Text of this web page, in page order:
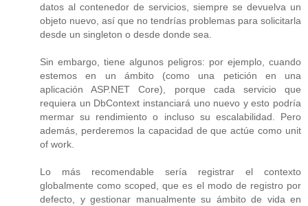
datos al contenedor de servicios, siempre se devuelva un
objeto nuevo, así que no tendrías problemas para solicitarla
desde un singleton o desde donde sea.
Sin embargo, tiene algunos peligros: por ejemplo, cuando
estemos en un ámbito (como una petición en una
aplicación ASP.NET Core), porque cada servicio que
requiera un DbContext instanciará uno nuevo y esto podría
mermar su rendimiento o incluso su escalabilidad. Pero
además, perderemos la capacidad de que actúe como unit
of work.
Lo más recomendable sería registrar el contexto
globalmente como scoped, que es el modo de registro por
defecto, y gestionar manualmente su ámbito de vida en